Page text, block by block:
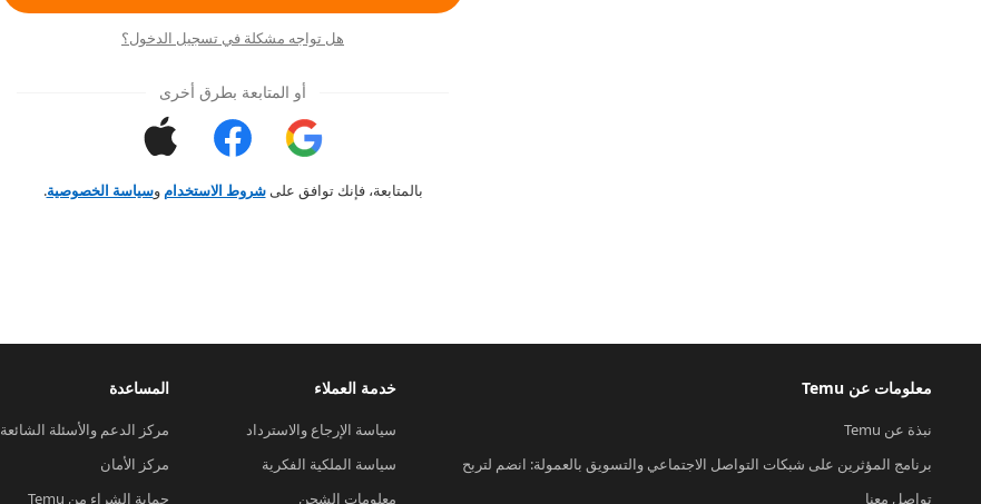
هل تواجه مشكلة في تسجيل الدخول؟
أو المتابعة بطرق أخرى
بالمتابعة، فإنك توافق علىشروط الاستخدام وسياسة الخصوصية.
معلومات عن Temu
نبذة عن Temu
برنامج المؤثرين على شبكات التواصل الاجتماعي والتسويق بالعمولة: انضم لتربح
تواصل معنا
خدمة العملاء
سياسة الإرجاع والاسترداد
سياسة الملكية الفكرية
معلومات الشحن
المساعدة
مركز الدعم والأسئلة الشائعة
مركز الأمان
حماية الشراء من Temu